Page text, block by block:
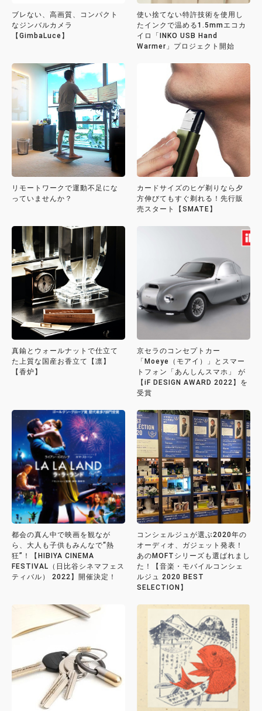
ブレない、高画質、コンパクト
なジンバルカメラ
【GimbaLuce】
使い捨てない特許技術を使用し
たインクで温める1.5mmエコカ
イロ「INKO USB Hand
Warmer」プロジェクト開始
リモートワークで運動不足にな
っていませんか？
カードサイズのヒゲ剃りなら夕
方伸びてもすぐ剃れる！先行販
売スタート【SMATE】
真鍮とウォールナットで仕立て
た上質な国産お香立て【凛】
【香炉】
京セラのコンセプトカー
「Moeye（モアイ）」とスマー
トフォン「あんしんスマホ」 が
【iF DESIGN AWARD 2022】を
受賞
都会の真ん中で映画を観なが
ら、大人も子供もみんなで“熱
狂”！【HIBIYA CINEMA
FESTIVAL（日比谷シネマフェス
ティバル） 2022】開催決定！
コンシェルジュが選ぶ2020年の
オーディオ、ガジェット発表！
あのMOFTシリーズも選ばれまし
た！【音楽・モバイルコンシェ
ルジュ 2020 BEST
SELECTION】